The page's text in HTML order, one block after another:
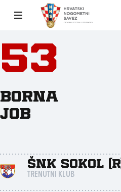
53
Borna
Job
ŠNK Sokol (R)
TRENUTNI KLUB